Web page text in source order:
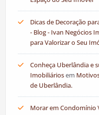
Dicas de Decoração
- Blog - Ivan Negócios
para Valorizar o Seu
Conheça Uberlândia e
Imobiliáriosem
de Uberlândia.
Morar em Condomínio